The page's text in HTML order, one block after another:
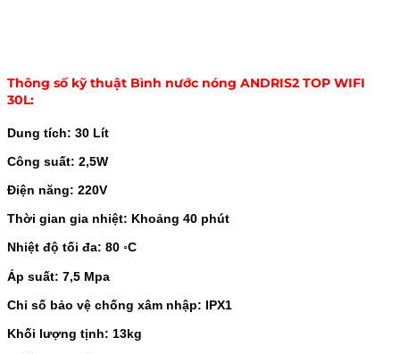
Thông số kỹ thuật Bình nước nóng ANDRIS2 TOP WIFI
30L:
Dung tích: 30 Lít
Công suất: 2,5W
Điện năng: 220V
Thời gian gia nhiệt: Khoảng 40 phút
Nhiệt độ tối đa: 80 ◦C
Áp suất: 7,5 Mpa
Chỉ số bảo vệ chống xâm nhập: IPX1
Khối lượng tịnh: 13kg